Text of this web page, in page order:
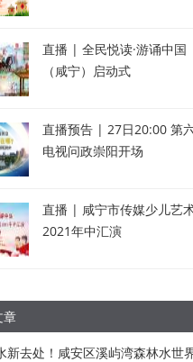
直播 | 全民悦读·游诵中国
（咸宁）启动式
直播预告 | 27日20:00 第
电视问政崇阳开场
直播 | 咸宁市传媒少儿艺
2021年中汇演
章
新去处！咸安区溪屿湾森林水世